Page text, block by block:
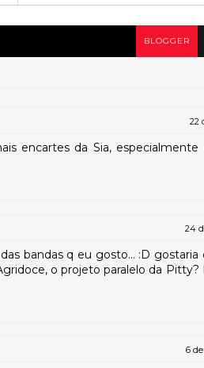
BLOGGER
22
encartes da Sia, especialmente
24
bandas q eu gosto... :D
o projeto paralelo da Pitty?
6